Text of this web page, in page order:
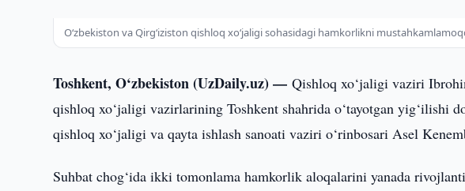
Oʻzbekiston va Qirgʻiziston qishloq xoʻjaligi sohasidagi hamkorlikni
Toshkent, O‘zbekiston (UzDaily.uz) —Qishloq xo‘jaligi vaziri
qishloq xo‘jaligi vazirlarining Toshkent shahrida o‘tayotgan yig‘ilishi
qishloq xo‘jaligi va qayta ishlash sanoati vaziri o‘rinbosari Asel
Suhbat chog‘ida ikki tomonlama hamkorlik aloqalarini yanada